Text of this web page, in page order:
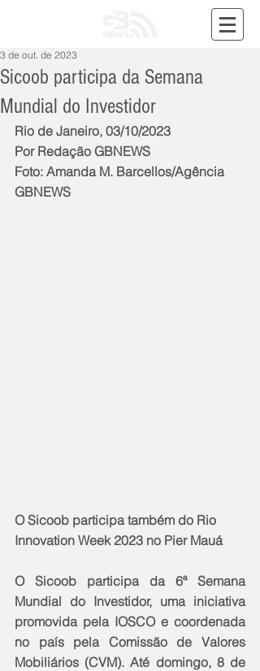
Sicoob participa da Semana
Mundial do Investidor
3 de out. de 2023
Rio de Janeiro, 03/10/2023
Por Redação GBNEWS
Foto: Amanda M. Barcellos/Agência
GBNEWS
O Sicoob participa também do Rio
Innovation Week 2023 no Pier Mauá
O Sicoob participa da 6ª Semana
Mundial do Investidor, uma iniciativa
promovida pela IOSCO e coordenada
no país pela Comissão de Valores
Mobiliários (CVM). Até domingo, 8 de